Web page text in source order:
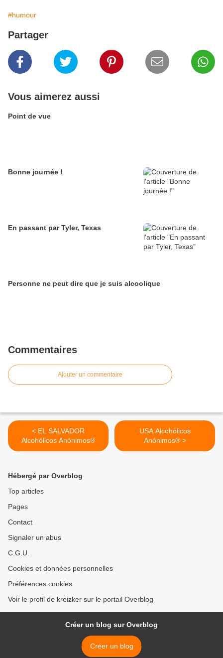
#humour
Partager
Vous aimerez aussi
Point de vue
Bonne journée !
En passant par Tyler, Texas
Personne ne peut dire que je suis alcoolique
Commentaires
Ajouter un commentaire
< EL SALVADOR
Alcohólicos Anónimos®
USA Alcohólicos
Anónimos® >
Hébergé par Overblog
Top articles
Pages
Contact
Signaler un abus
C.G.U.
Cookies et données personnelles
Préférences cookies
Voir le profil de kreizker sur le portail Overblog
Créer un blog sur Overblog
Créer un blog